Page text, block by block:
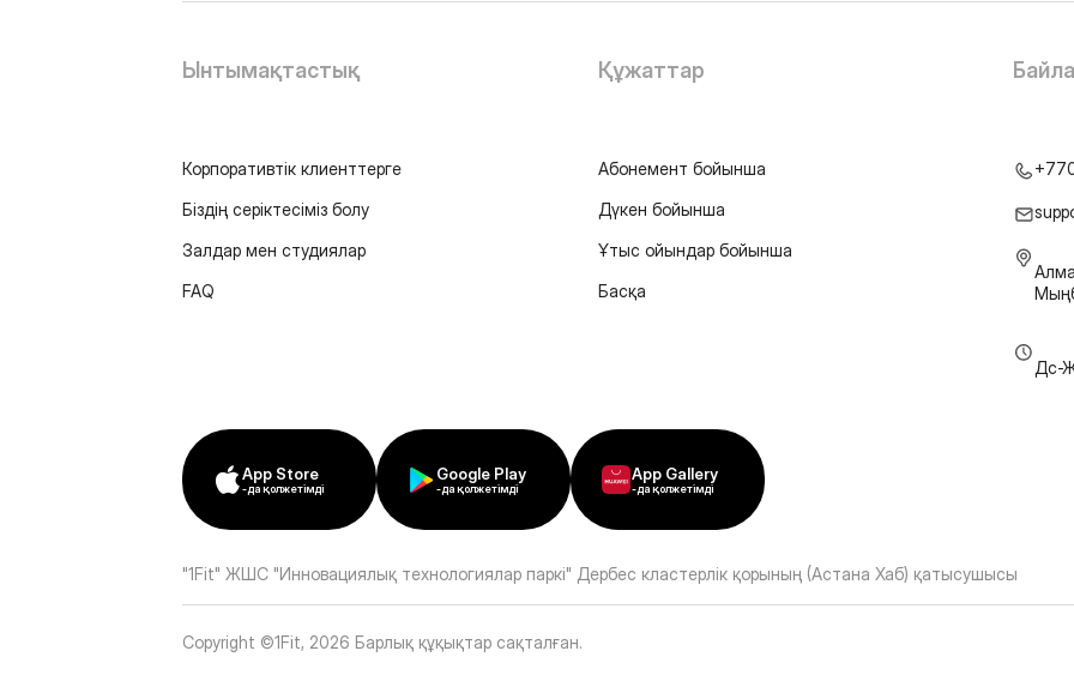
Ынтымақтастық
Корпоративтік клиенттерге
Біздің серіктесіміз болу
Залдар мен студиялар
FAQ
Құжаттар
Абонемент бойынша
Дүкен бойынша
Ұтыс ойындар бойынша
Басқа
Дс-
App Store
-да қолжетімді
Google Play
-да қолжетімді
App Gallery
-да қолжетімді
"1Fit" ЖШС "Инновациялық технологиялар паркі" Дербес кластерлік қорының (Астана Хаб) қатысушысы
Copyright ©1Fit, 2026 Барлық құқықтар сақталған.